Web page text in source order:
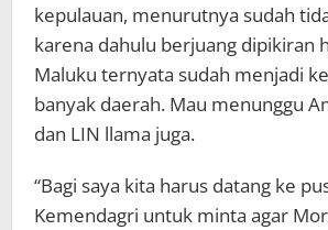
kepulauan, menurutnya sudah
karena dahulu berjuang dipikiran
Maluku ternyata sudah menjadi
banyak daerah. Mau menunggu
dan LIN llama juga.
“Bagi saya kita harus datang ke
Kemendagri untuk minta agar